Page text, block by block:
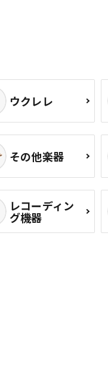
ウクレレ
その他楽器
レコーディン
グ機器